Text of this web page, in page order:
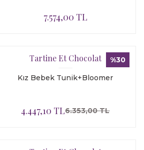
7.574,00 TL
%30
Tartine Et Chocolat
Kız Bebek Tunik+Bloomer
4.447,10 TL6.353,00 TL